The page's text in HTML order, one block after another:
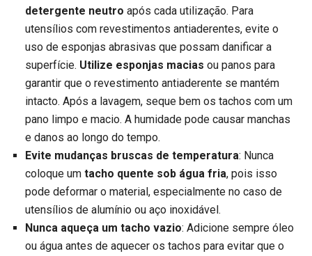
detergente neutro após cada utilização. Para
utensílios com revestimentos antiaderentes, evite o
uso de esponjas abrasivas que possam danificar a
superfície. Utilize esponjas macias ou panos para
garantir que o revestimento antiaderente se mantém
intacto. Após a lavagem, seque bem os tachos com um
pano limpo e macio. A humidade pode causar manchas
e danos ao longo do tempo.
Evite mudanças bruscas de temperatura: Nunca
coloque um tacho quente sob água fria, pois isso
pode deformar o material, especialmente no caso de
utensílios de alumínio ou aço inoxidável.
Nunca aqueça um tacho vazio: Adicione sempre óleo
ou água antes de aquecer os tachos para evitar que o